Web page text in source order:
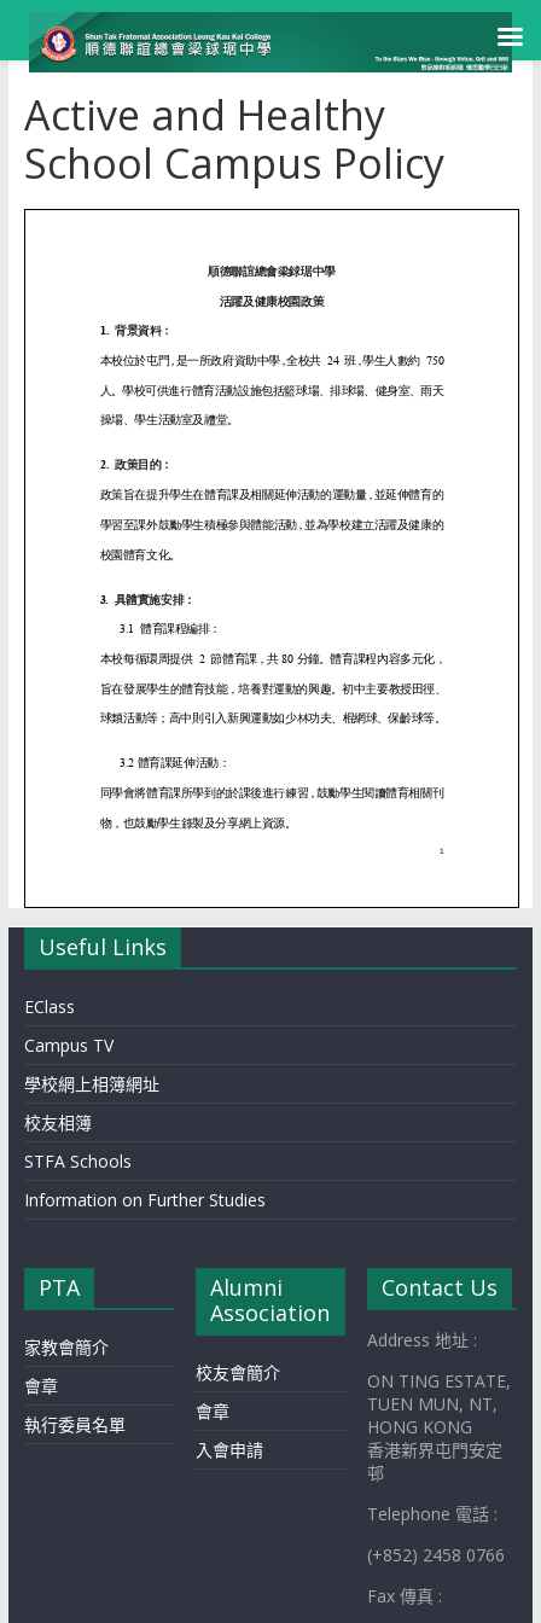
Skip
content
Active and Healthy
School Campus Policy
Useful Links
EClass
Campus TV
學校網上相簿網址
校友相簿
STFA Schools
Information on Further Studies
PTA
家教會簡介
會章
執行委員名單
Alumni
Association
校友會簡介
會章
入會申請
Contact Us
Address 地址 :
ON TING ESTATE,
TUEN MUN, NT,
HONG KONG
香港新界屯門安定
邨
Telephone 電話 :
(+852) 2458 0766
Fax 傳真 :